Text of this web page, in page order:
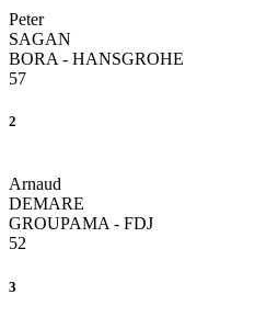
Peter
SAGAN
BORA - HANSGROHE
57
2
Arnaud
DEMARE
GROUPAMA - FDJ
52
3